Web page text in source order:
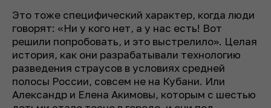
Это тоже специфический характер, когда люди
говорят: «Ни у кого нет, а у нас есть! Вот
решили попробовать, и это выстрелило». Целая
история, как они разрабатывали технологию
разведения страусов в условиях средней
полосы России, совсем не на Кубани. Или
Александр и Елена Акимовы, которым с шестью